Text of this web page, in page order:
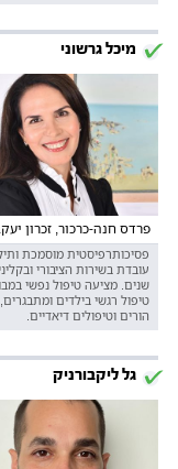
מיכל גרשוני
פרדס חנה-כרכור, זכרון
פסיכותרפיסטית מוסמכת
שנים. מציעה טיפול נפשי
טיפול רגשי בילדים
הורים וטיפולים דיאדיים.
גל ליקבורניק